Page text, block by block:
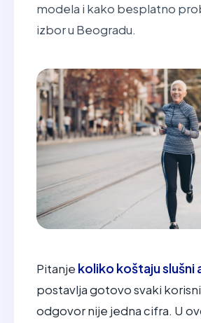
modela i kako besplatno
izbor u Beogradu.
Pitanje koliko koštaju slušni
postavlja gotovo svaki
odgovor nije jedna cifra. U